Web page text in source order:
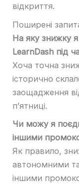
відкриття.
Поширені
На яку знижку
LearnDash під
Хоча точна
історично
заощадження
п’ятниці.
Чи можу я
іншими
Як правило,
автономними
іншими